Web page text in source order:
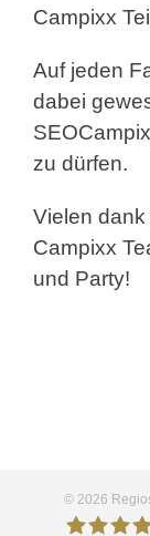
Campixx
Auf jeden
dabei
zu dürfen.
Vielen dank
Campixx
und Party!
© 2026